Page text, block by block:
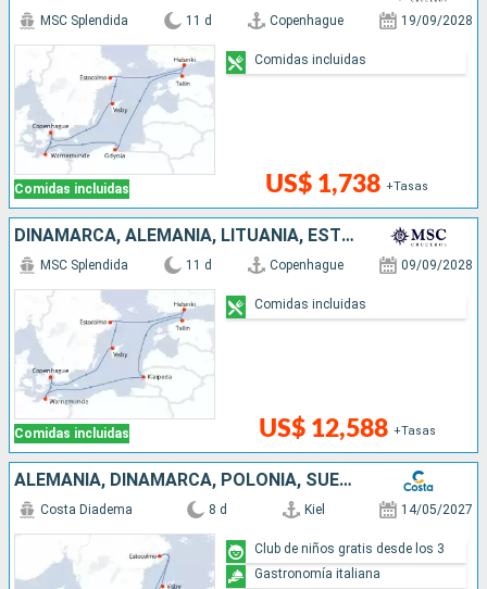
Comidas incluidas
MSC Splendida 11 d Copenhague 19/09/2028
US$ 1,738 +Tasas
Comidas incluidas
DINAMARCA, ALEMANIA, LITUANIA, ESTONIA, FINLANDIA, SUECIA
Comidas incluidas
MSC Splendida 11 d Copenhague 09/09/2028
US$ 12,588 +Tasas
Comidas incluidas
ALEMANIA, DINAMARCA, POLONIA, SUECIA
Costa Diadema 8 d Kiel 14/05/2027
Club de niños gratis desde los 3
Gastronomía italiana